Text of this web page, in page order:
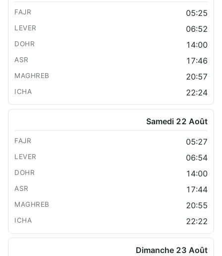
05:25
06:52
14:00
17:46
20:57
22:24
Samedi 22 Août
05:27
06:54
14:00
17:44
20:55
22:22
Dimanche 23 Août